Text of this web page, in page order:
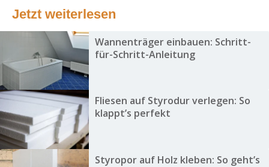
Jetzt weiterlesen
Wannenträger einbauen: Schritt-
für-Schritt-Anleitung
Fliesen auf Styrodur verlegen: So
klappt’s perfekt
Styropor auf Holz kleben: So geht’s